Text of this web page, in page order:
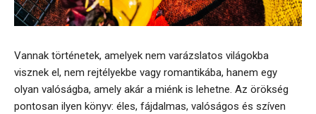
Vannak történetek, amelyek nem varázslatos világokba
visznek el, nem rejtélyekbe vagy romantikába, hanem egy
olyan valóságba, amely akár a miénk is lehetne. Az örökség
pontosan ilyen könyv: éles, fájdalmas, valóságos és szíven